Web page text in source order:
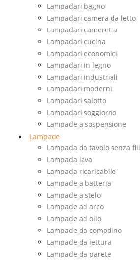
Lampadari bagno
Lampadari camera da letto
Lampadari cameretta
Lampadari cucina
Lampadari economici
Lampadari in legno
Lampadari industriali
Lampadari moderni
Lampadari salotto
Lampadari soggiorno
Lampade a sospensione
Lampade
Lampada da tavolo senza fili
Lampada lava
Lampada ricaricabile
Lampade a batteria
Lampade a stelo
Lampade ad arco
Lampade ad olio
Lampade da comodino
Lampade da lettura
Lampade da parete